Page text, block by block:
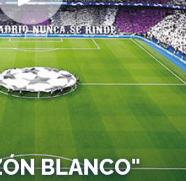
BLANCO"